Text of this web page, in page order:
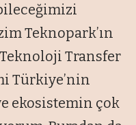
Teknopark’ın
Transfer
Türkiye’nin
ekosistemin çok